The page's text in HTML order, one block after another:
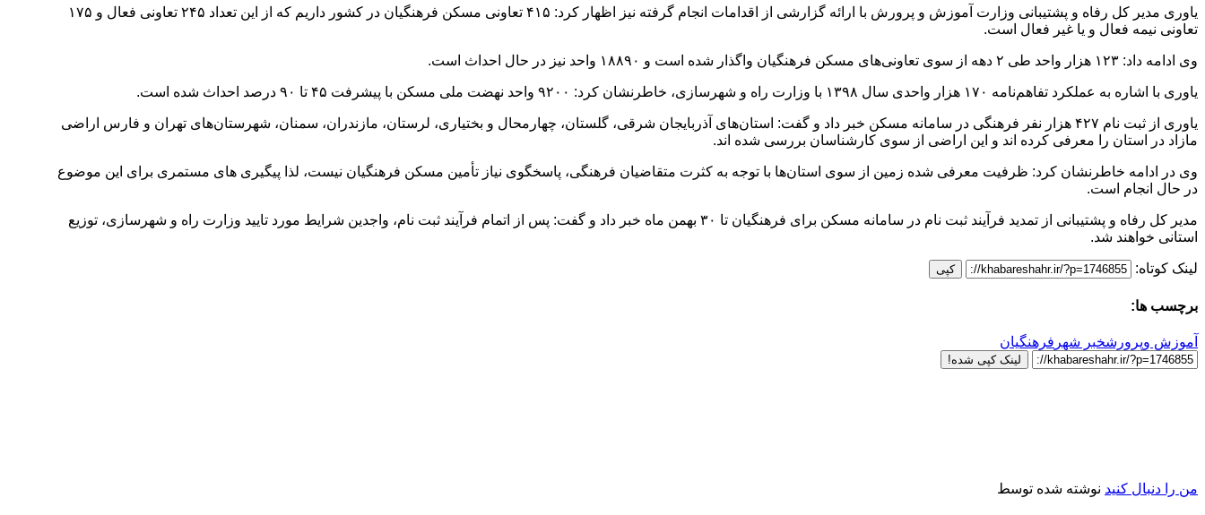
یاوری مدیر کل رفاه و پشتیبانی وزارت آموزش و پرورش با ارائه گزارشی از اقدامات انجام گرفته نیز اظهار کرد: ۴۱۵ تعاونی مسکن فرهنگیان در کشور داریم که از این تعداد ۲۴۵ تعاونی فعال و ۱۷۵
تعاونی نیمه فعال و یا غیر فعال است.
وی ادامه داد: ۱۲۳ هزار واحد طی ۲ دهه از سوی تعاونی‌های مسکن فرهنگیان واگذار شده است و ۱۸۸۹۰ واحد نیز در حال احداث است.
یاوری با اشاره به عملکرد تفاهم‌نامه ۱۷۰ هزار واحدی سال ۱۳۹۸ با وزارت راه و شهرسازی، خاطرنشان کرد: ۹۲۰۰ واحد نهضت ملی مسکن با پیشرفت ۴۵ تا ۹۰ درصد احداث شده است.
یاوری از ثبت نام ۴۲۷ هزار نفر فرهنگی در سامانه مسکن خبر داد و گفت: استان‌های آذربایجان شرقی، گلستان، چهارمحال و بختیاری، لرستان، مازندران، سمنان، شهرستان‌های تهران و فارس اراضی
مازاد در استان را معرفی کرده اند و این اراضی از سوی کارشناسان بررسی شده‌ اند.
وی در ادامه خاطرنشان کرد: ظرفیت معرفی شده زمین از سوی استان‌ها با توجه به کثرت متقاضیان فرهنگی، پاسخگوی نیاز تأمین مسکن فرهنگیان نیست، لذا پیگیری های مستمری برای این موضوع
در حال انجام است.
مدیر کل رفاه و پشتیبانی از تمدید فرآیند ثبت نام در سامانه مسکن برای فرهنگیان تا ۳۰ بهمن ماه خبر داد و گفت: پس از اتمام فرآیند ثبت نام، واجدین شرایط مورد تایید وزارت راه و شهرسازی، توزیع
استانی خواهند شد.
لینک کوتاه: کپی
برچسب ها:
آموزش وپرورشخبر شهر فرهنگیان
لینک کپی شده!
من را دنبال کنید نوشته شده توسط